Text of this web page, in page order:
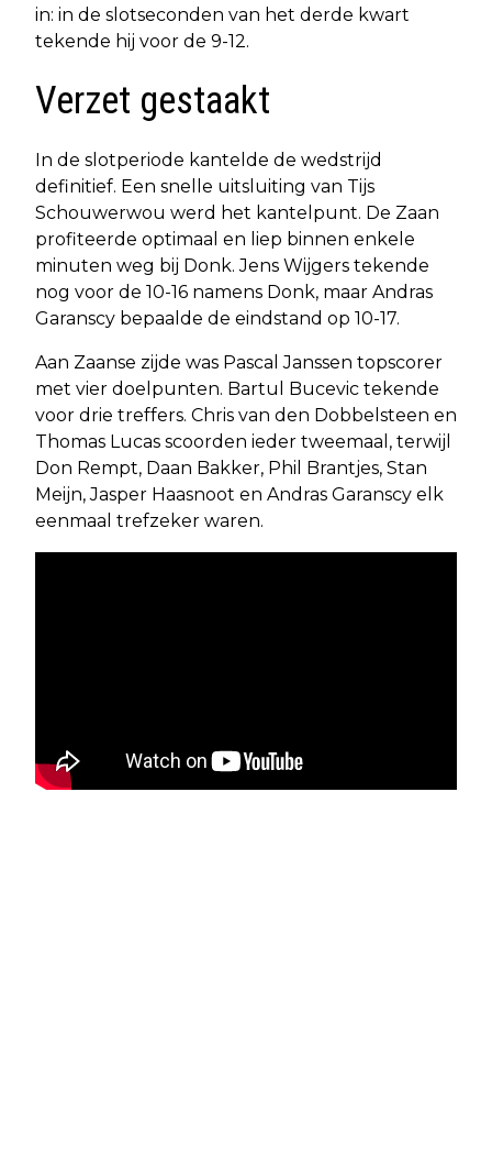
in: in de slotseconden van het derde kwart
tekende hij voor de 9-12.
Verzet gestaakt
In de slotperiode kantelde de wedstrijd
definitief. Een snelle uitsluiting van Tijs
Schouwerwou werd het kantelpunt. De Zaan
profiteerde optimaal en liep binnen enkele
minuten weg bij Donk. Jens Wijgers tekende
nog voor de 10-16 namens Donk, maar Andras
Garanscy bepaalde de eindstand op 10-17.
Aan Zaanse zijde was Pascal Janssen topscorer
met vier doelpunten. Bartul Bucevic tekende
voor drie treffers. Chris van den Dobbelsteen en
Thomas Lucas scoorden ieder tweemaal, terwijl
Don Rempt, Daan Bakker, Phil Brantjes, Stan
Meijn, Jasper Haasnoot en Andras Garanscy elk
eenmaal trefzeker waren.